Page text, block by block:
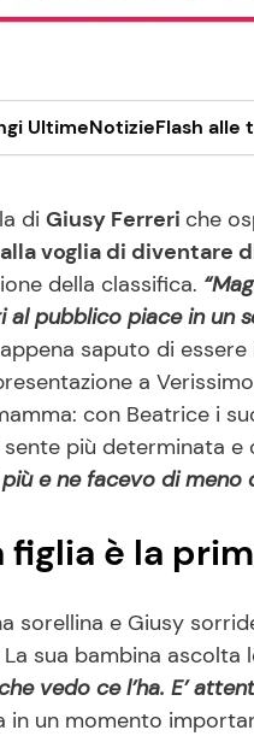
UltimeNotizieFlash
di Giusy Ferreri che
alla voglia di diventare
della classifica.
pubblico piace in un
saputo di
a
con Beatrice i
più determinata
e ne facevo di meno
figlia è la
sorellina e Giusy
sua bambina ascolta
vedo ce l’ha. E’
in un momento